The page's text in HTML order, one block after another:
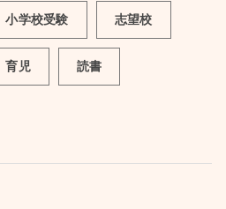
小学校受験 志望校
育児 読書